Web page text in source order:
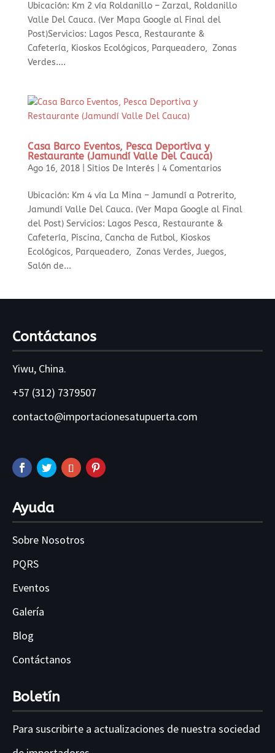
Ubicación: Km 2 vía Roldanillo – Zarzal, Roldanillo
Valle Del Cauca. (Ver Mapa Google al Final del
Post)Servicios: Lagos Pesca, Restaurante &
Cafetería, Kioskos Ecológicos, Parqueadero, Zonas
Verdes....
Casa Barco Eventos, Pesca Deportiva y
Restaurante (Jamundí Valle Del Cauca)
Ago 16, 2018| Sitios De Interés 4 Comentarios
Ubicación: Km 4 vía La Mina – Jamundí a Potrerito,
Jamundí Valle Del Cauca. (Ver Mapa Google al Final
del Post) Servicios: Lagos Pesca, Restaurante &
Cafetería, Piscina, Cancha de Futbol, Kioskos
Ecológicos, Parqueadero, Zonas Verdes, Juegos,
Salón de...
Contáctanos
Yiwu, China.
+57 (312) 7379507
contacto@importacionesatupuerta.com
Ayuda
Sobre Nosotros
PQRS
Eventos
Galería
Blog
Contáctanos
Boletín
Para suscribirte a actualizaciones de nuestra sociedad